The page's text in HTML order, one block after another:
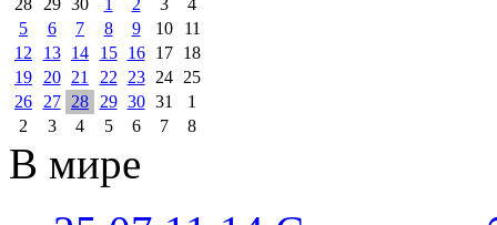
5
6 7 8 9 10
11
12
13 14 15 16 17
18
19
20 21 22 23 24
25
26
27 28 29 30 31
1
2
3 4 5 6 7 8
В мире